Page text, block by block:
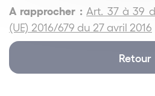
A rapprocher : Art. 37 à 39
(UE) 2016/679 du 27 avril 2016
Retour